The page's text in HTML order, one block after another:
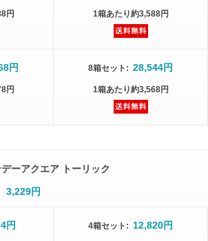
円 1箱あたり約3,588円
円
円
8箱セット : 28,544円
1箱あたり約3,568円
デーアクエア トーリック
3,229円
円 4箱セット : 12,820円